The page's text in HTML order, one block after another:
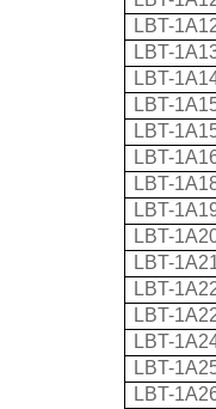
LBT-
LBT-
LBT-
LBT-
LBT-
LBT-
LBT-
LBT-
LBT-
LBT-
LBT-
LBT-
LBT-
LBT-
LBT-